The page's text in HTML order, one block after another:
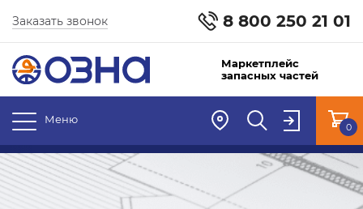
8 800 250 21 01
Заказать звонок
Маркетплейс
запасных частей
Меню
0